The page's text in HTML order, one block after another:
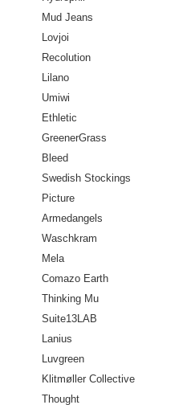
Mud Jeans
Lovjoi
Recolution
Lilano
Umiwi
Ethletic
GreenerGrass
Bleed
Swedish Stockings
Picture
Armedangels
Waschkram
Mela
Comazo Earth
Thinking Mu
Suite13LAB
Lanius
Luvgreen
Klitmøller Collective
Thought